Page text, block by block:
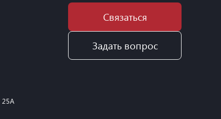
25А
Связаться
Задать вопрос